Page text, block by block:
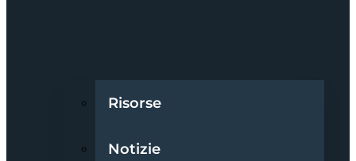
Risorse
Notizie